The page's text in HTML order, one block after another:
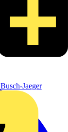
Busch-Jaeger